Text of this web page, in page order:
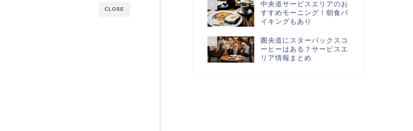
CLOSE
9
中央道サービスエリアのお
すすめモーニング！朝食バ
イキングもあり
10
圏央道にスターバックスコ
ーヒーはある？サービスエ
リア情報まとめ